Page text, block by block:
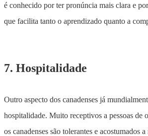
é conhecido por ter pronúncia mais clara e
que facilita tanto o aprendizado quanto a
7. Hospitalidade
Outro aspecto dos canadenses já
hospitalidade. Muito receptivos a pessoas de
os canadenses são tolerantes e acostumados